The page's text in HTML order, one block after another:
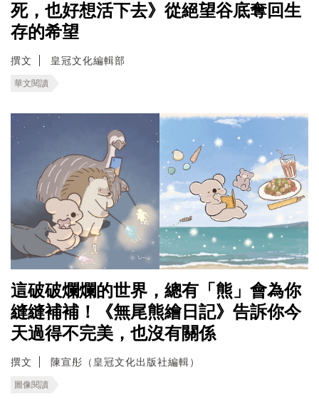
死，也好想活下去》從絕望谷底奪回生
存的希望
撰文 皇冠文化編輯部
華文閱讀
這破破爛爛的世界，總有「熊」會為你
縫縫補補！《無尾熊繪日記》告訴你今
天過得不完美，也沒有關係
撰文 陳宣彤（皇冠文化出版社編輯）
圖像閱讀